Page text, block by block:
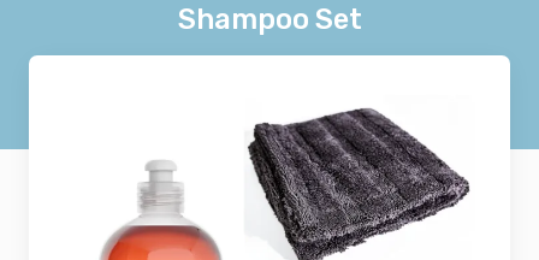
Shampoo Set